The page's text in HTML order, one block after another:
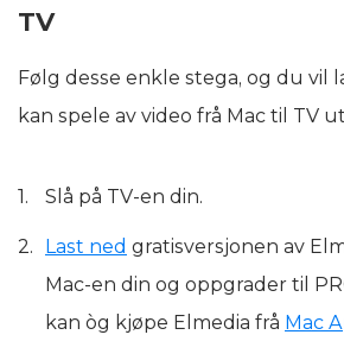
TV
Følg desse enkle stega, og du vil
kan spele av video frå Mac til TV
Slå på TV-en din.
Last ned gratisversjonen av
Mac-en din og oppgrader til
kan òg kjøpe Elmedia frå Mac